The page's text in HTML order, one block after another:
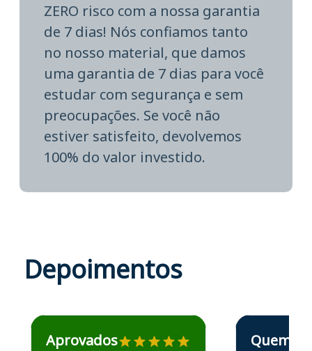
ZERO risco com a nossa garantia
de 7 dias! Nós confiamos tanto
no nosso material, que damos
uma garantia de 7 dias para você
estudar com segurança e sem
preocupações. Se você não
estiver satisfeito, devolvemos
100% do valor investido.
Depoimentos
Estudante José recomenda o Aprova Concursos em
Aprovados
Estudante Elais
Quem